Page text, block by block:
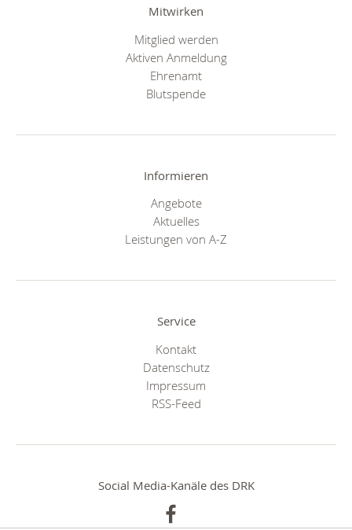
Mitwirken
Mitglied werden
Aktiven Anmeldung
Ehrenamt
Blutspende
Informieren
Angebote
Aktuelles
Leistungen von A-Z
Service
Kontakt
Datenschutz
Impressum
RSS-Feed
Social Media-Kanäle des DRK